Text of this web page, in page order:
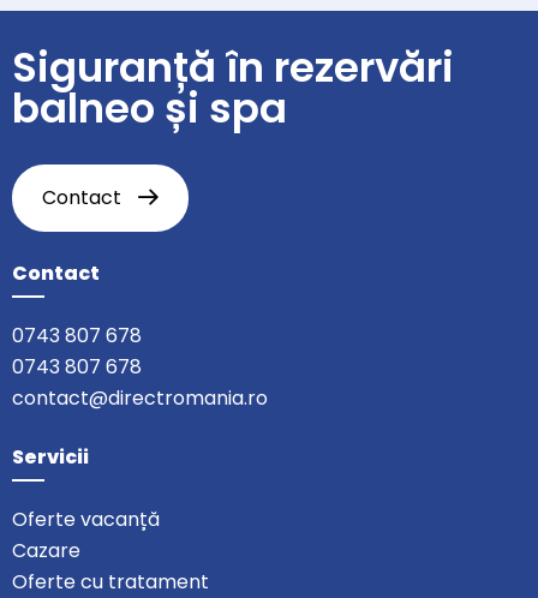
Siguranță în rezervări
balneo și spa
Contact
Contact
0743 807 678
0743 807 678
contact@directromania.ro
Servicii
Oferte vacanță
Cazare
Oferte cu tratament